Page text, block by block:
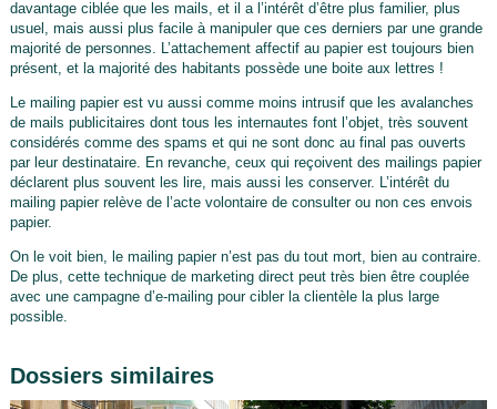
davantage ciblée que les mails, et il a l’intérêt d’être plus familier, plus
usuel, mais aussi plus facile à manipuler que ces derniers par une grande
majorité de personnes. L’attachement affectif au papier est toujours bien
présent, et la majorité des habitants possède une boite aux lettres !
Le mailing papier est vu aussi comme moins intrusif que les avalanches
de mails publicitaires dont tous les internautes font l’objet, très souvent
considérés comme des spams et qui ne sont donc au final pas ouverts
par leur destinataire. En revanche, ceux qui reçoivent des mailings papier
déclarent plus souvent les lire, mais aussi les conserver. L’intérêt du
mailing papier relève de l’acte volontaire de consulter ou non ces envois
papier.
On le voit bien, le mailing papier n’est pas du tout mort, bien au contraire.
De plus, cette technique de marketing direct peut très bien être couplée
avec une campagne d’e-mailing pour cibler la clientèle la plus large
possible.
Dossiers similaires